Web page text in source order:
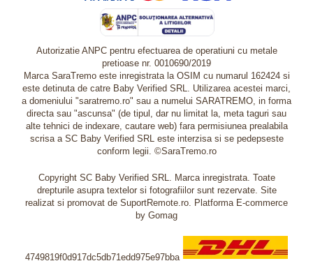
Autorizatie ANPC pentru efectuarea de operatiuni cu metale
pretioase nr. 0010690/2019
Marca SaraTremo este inregistrata la OSIM cu numarul 162424 si
este detinuta de catre Baby Verified SRL. Utilizarea acestei marci,
a domeniului "saratremo.ro" sau a numelui SARATREMO, in forma
directa sau "ascunsa" (de tipul, dar nu limitat la, meta taguri sau
alte tehnici de indexare, cautare web) fara permisiunea prealabila
scrisa a SC Baby Verified SRL este interzisa si se pedepseste
conform legii. ©SaraTremo.ro
Copyright SC Baby Verified SRL. Marca inregistrata. Toate
drepturile asupra textelor si fotografiilor sunt rezervate. Site
realizat si promovat de SuportRemote.ro. Platforma E-commerce
by Gomag
4749819f0d917dc5db71edd975e97bba